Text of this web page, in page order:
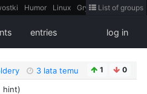
Humor Linux Gry
Teh
FotoHistoria
Truelolcontent
FilmyDokumentalne
itt Tradycyjne gry
List of groups
entries log in
3 lata temu 1 0
hint)